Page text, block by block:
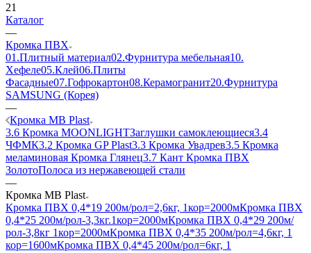
21
Каталог
—
Кромка ПВХ
01.Плитный материал02.Фурнитура мебельная10.
Хефеле05.Клей06.Плиты
Фасадные07.Гофрокартон08.Керамогранит20.Фурнитура
SAMSUNG (Корея)
—
Кромка MB Plast
3.6 Кромка MOONLIGHTЗаглушки самоклеющиеся3.4
ЧФМК3.2 Кромка GP Plast3.3 Кромка Увадрев3.5 Кромка
меламиновая Кромка Глянец3.7 Кант Кромка ПВХ
ЗолотоПолоса из нержавеющей стали
—
Кромка MB Plast
Кромка ПВХ 0,4*19 200м/рол=2,6кг, 1кор=2000мКромка ПВХ
0,4*25 200м/рол-3,3кг.1кор=2000мКромка ПВХ 0,4*29 200м/
рол-3,8кг 1кор=2000мКромка ПВХ 0,4*35 200м/рол=4,6кг, 1
кор=1600мКромка ПВХ 0,4*45 200м/рол=6кг, 1